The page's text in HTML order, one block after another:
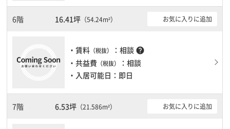
6階 16.41坪（54.24m²） お気に入りに追加
・賃料 （税抜） ：相談 help
・共益費 （税抜）
：相談
・入居可能日：即日
7階 6.53坪 （21.586m²） お気に入りに追加